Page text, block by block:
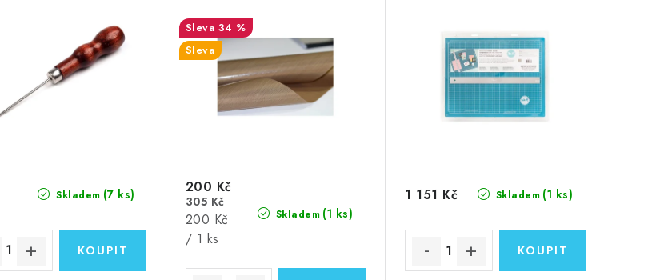
p
r
k
t
ů
Skladem (7 ks)
34 %
Sleva
Skladem (1 ks)
200 Kč
305 Kč
Měrná
cena:
200 Kč
/ 1 ks
Skladem (1 ks)
1 151 Kč